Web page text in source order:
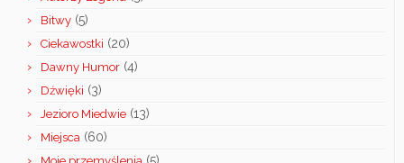
Bitwy (5)
Ciekawostki (20)
Dawny Humor (4)
Dźwięki (3)
Jezioro Miedwie (13)
Miejsca (60)